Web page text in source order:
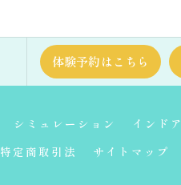
体験予約はこちら
シミュレーション インドア
特定商取引法 サイトマップ